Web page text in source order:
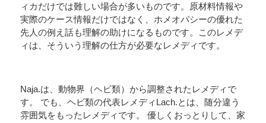
ィカだけでは難しい場合が多いものです。原材料情報や
実際のケース情報だけではなく、ホメオパシーの優れた
先人の例え話も理解の助けになるものです。このレメデ
ィは、そういう理解の仕方が必要なレメディです。
Naja.は、動物界（ヘビ類）から調整されたレメディで
す。 でも、ヘビ類の代表レメディLach.とは、随分違う
雰囲気をもったレメディです。 優しくおっとりして、家